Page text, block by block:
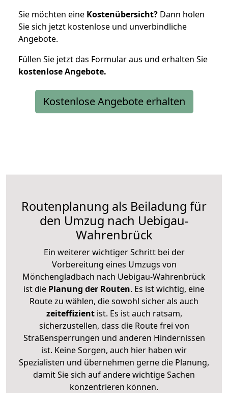
Sie möchten eine Kostenübersicht? Dann holen
Sie sich jetzt kostenlose und unverbindliche
Angebote.
Füllen Sie jetzt das Formular aus und erhalten Sie
kostenloseAngebote.
Kostenlose Angebote erhalten
Routenplanung als Beiladung für
den Umzug nach Uebigau-
Wahrenbrück
Ein weiterer wichtiger Schritt bei der
Vorbereitung eines Umzugs von
Mönchengladbach nach Uebigau-Wahrenbrück
ist die Planung der Routen. Es ist wichtig, eine
Route zu wählen, die sowohl sicher als auch
zeiteffizientist. Es ist auch ratsam,
sicherzustellen, dass die Route frei von
Straßensperrungen und anderen Hindernissen
ist. Keine Sorgen, auch hier haben wir
Spezialisten und übernehmen gerne die Planung,
damit Sie sich auf andere wichtige Sachen
konzentrieren können.